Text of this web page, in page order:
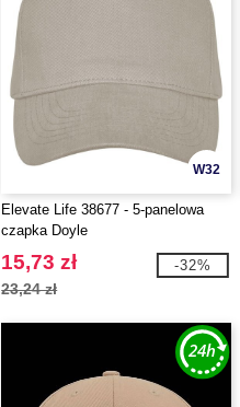
W32
Elevate Life 38677 - 5-panelowa
czapka Doyle
15,73 zł
23,24 zł
-32%